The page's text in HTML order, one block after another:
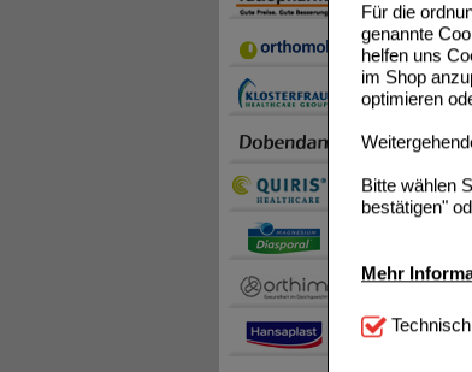
Für die
genannte
helfen uns
im Shop
optimieren
Bitte wählen
bestätigen"
Mehr
Technisch
notwendig